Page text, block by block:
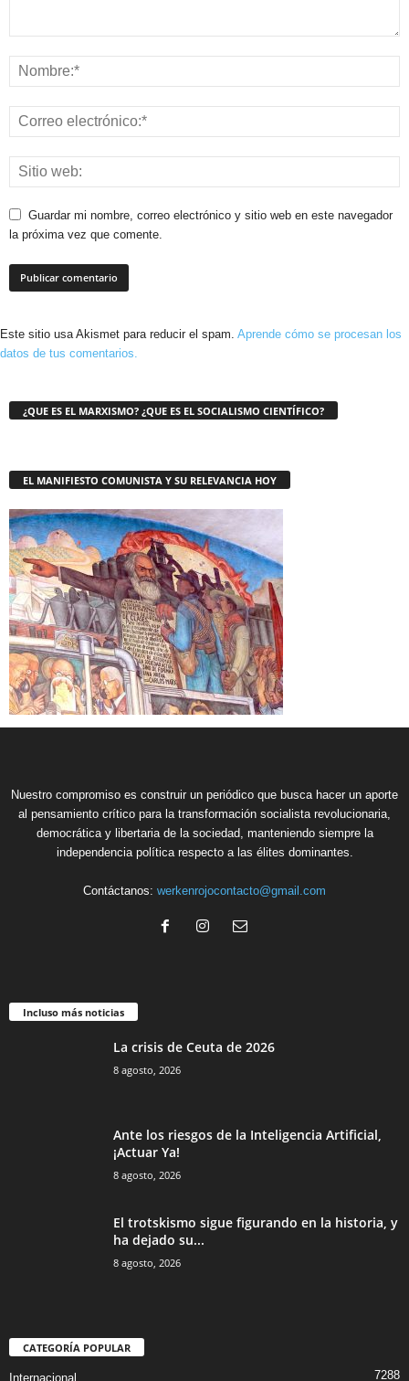
Guardar mi nombre, correo electrónico y sitio web en este navegador
la próxima vez que comente.
Este sitio usa Akismet para reducir el spam. Aprende cómo se procesan los
datos de tus comentarios.
¿QUE ES EL MARXISMO? ¿QUE ES EL SOCIALISMO CIENTÍFICO?
EL MANIFIESTO COMUNISTA Y SU RELEVANCIA HOY
Nuestro compromiso es construir un periódico que busca hacer un aporte
al pensamiento crítico para la transformación socialista revolucionaria,
democrática y libertaria de la sociedad, manteniendo siempre la
independencia política respecto a las élites dominantes.
Contáctanos: werkenrojocontacto@gmail.com
Incluso más noticias
La crisis de Ceuta de 2026
8 agosto, 2026
Ante los riesgos de la Inteligencia Artificial,
¡Actuar Ya!
8 agosto, 2026
El trotskismo sigue figurando en la historia, y
ha dejado su...
8 agosto, 2026
CATEGORÍA POPULAR
Internacional 7288